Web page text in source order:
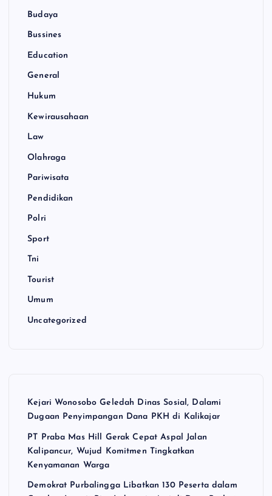
Budaya
Bussines
Education
General
Hukum
Kewirausahaan
Law
Olahraga
Pariwisata
Pendidikan
Polri
Sport
Tni
Tourist
Umum
Uncategorized
Kejari Wonosobo Geledah Dinas Sosial, Dalami
Dugaan Penyimpangan Dana PKH di Kalikajar
PT Praba Mas Hill Gerak Cepat Aspal Jalan
Kalipancur, Wujud Komitmen Tingkatkan
Kenyamanan Warga
Demokrat Purbalingga Libatkan 130 Peserta dalam